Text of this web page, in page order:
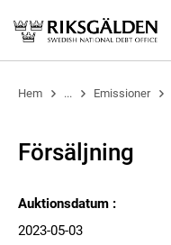
Hem ... Emissioner
Försäljning
Auktionsdatum :
2023-05-03